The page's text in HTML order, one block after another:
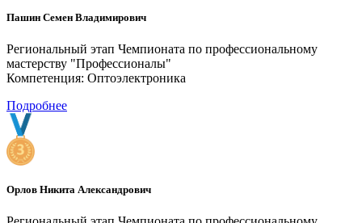
Пашин Семен Владимирович
Региональный этап Чемпионата по профессиональному
мастерству "Профессионалы"
Компетенция: Оптоэлектроника
Подробнее
Орлов Никита Александрович